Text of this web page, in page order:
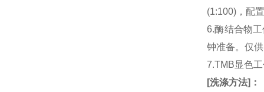
(1:100)，配
6.酶结合物
钟准备。仅
7.TMB显色
[洗涤方法] ：